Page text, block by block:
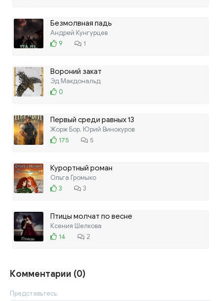
Безмолвная падь
Андрей Кунгурцев
9
1
Вороний закат
Эд Макдональд
0
Первый среди равных 13
Жорж Бор, Юрий Винокуров
175
5
Курортный роман
Ольга Громыко
3
3
Птицы молчат по весне
Ксения Шелкова
14
2
Комментарии (0)
Представьтесь